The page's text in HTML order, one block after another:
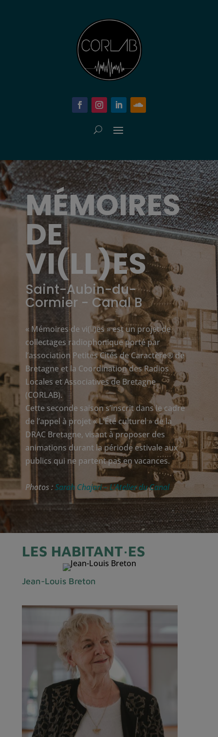
MÉMOIRES
DE
VI(LL)ES
Saint-Aubin-du-
Cormier - Canal B
« Mémoires de vi(ll)es » est un projet de
collectages radiophonique porté par
l’association Petites Cités de Caractère® de
Bretagne et la Coordination des Radios
Locales et Associatives de Bretagne
(CORLAB).
Cette seconde saison s’inscrit dans le cadre
de l’appel à projet « L’Été culturel » de la
DRAC Bretagne, visant à proposer des
animations durant la période estivale aux
publics qui ne partent pas en vacances.
Photos :Sarah Chajari – L’Atelier du Canal
LES HABITANT·ES
Jean-Louis Breton